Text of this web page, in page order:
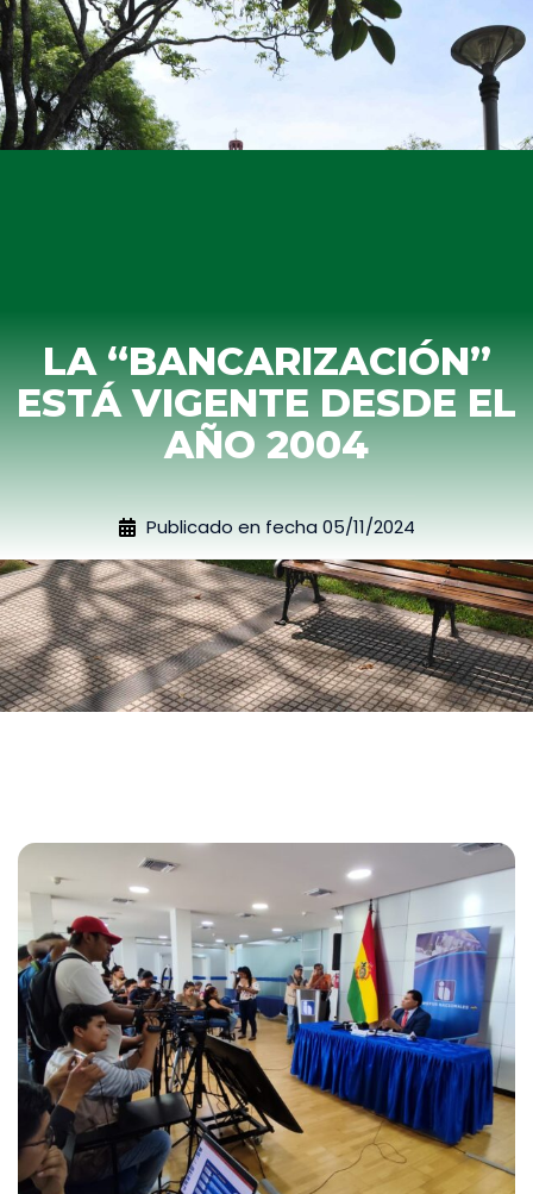
LA “BANCARIZACIÓN”
ESTÁ VIGENTE DESDE EL
AÑO 2004
Publicado en fecha 05/11/2024